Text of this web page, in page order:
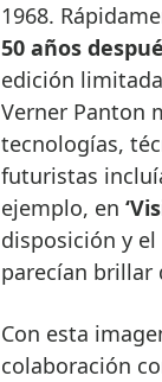
1968.
50 años
edición
Verner Panton
tecnologías,
futuristas
ejemplo, en
disposición y
parecían brillar
Con esta
colaboración